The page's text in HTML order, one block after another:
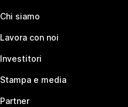
Chi siamo
Lavora con noi
Investitori
Stampa e media
Partner